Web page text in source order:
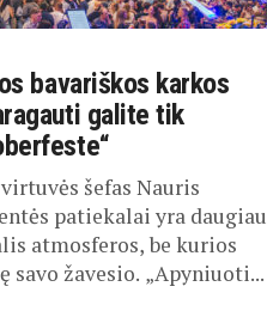
bavariškos karkos
galite tik
šefas Nauris
patiekalai yra daugiau
atmosferos, be kurios
savo žavesio. „Apyniuoti...